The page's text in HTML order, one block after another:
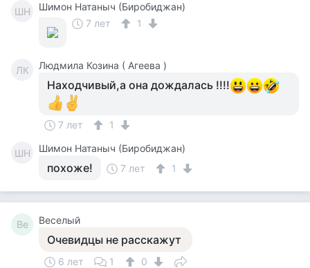
ШН
Шимон Натаныч (Биробиджан)
7 лет
1
ЛК Людмила Козина ( Агеева )
Находчивый,а она дождалась !!!!
7 лет 1
ШН Шимон Натаныч (Биробиджан)
похоже! 7 лет 1
Ве Веселый
Очевидцы не расскажут
6 лет 1 0